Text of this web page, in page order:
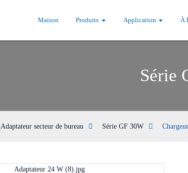
Maison Produits Application À
Série
Adaptateur secteur de bureau Série GF 30W